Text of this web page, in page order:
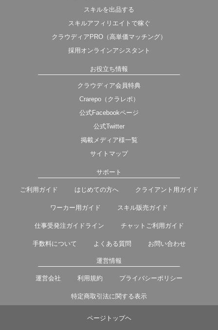
スキルを出品する
スキルアフィリエイトで稼ぐ
クラウディアPRO（高単価マッチング）
採用オンラインアシスタント
お役立ち情報
クラウディア会員特典
Crarepo（クラレポ）
公式Facebookページ
公式Twitter
掲載メディア様一覧
サイトマップ
サポート
ご利用ガイド はじめての方へ クライアント用ガイド
ワーカー用ガイド スキル販売ガイド
仕事受発注ガイドライン チャットご利用ガイド
手数料について よくある質問 お問い合わせ
運営情報
運営会社 利用規約 プライバシーポリシー
特定商取引法に関する表示
ページトップヘ